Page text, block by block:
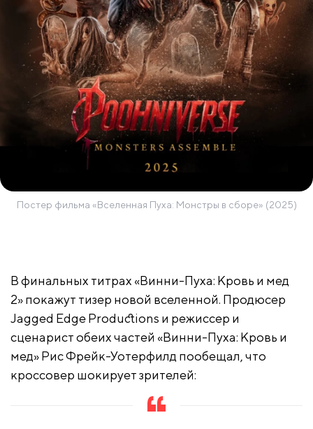
Постер фильма «Вселенная Пуха: Монстры в сборе» (2025)
В финальных титрах «Винни-Пуха: Кровь и мед
2» покажут тизер новой вселенной. Продюсер
Jagged Edge Productions и режиссер и
сценарист обеих частей «Винни-Пуха: Кровь и
мед» Рис Фрейк-Уотерфилд пообещал, что
кроссовер шокирует зрителей: